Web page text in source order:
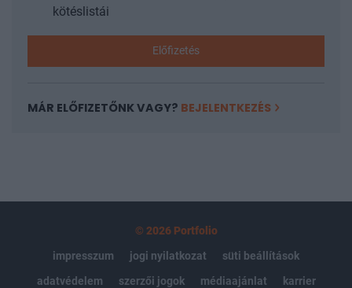
kötéslistái
Előfizetés
MÁR ELŐFIZETŐNK VAGY? BEJELENTKEZÉS
© 2026 Portfolio
impresszum
jogi nyilatkozat
süti beállítások
adatvédelem
szerzői jogok médiaajánlat
karrier